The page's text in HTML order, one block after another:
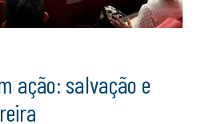
ação: salvação e